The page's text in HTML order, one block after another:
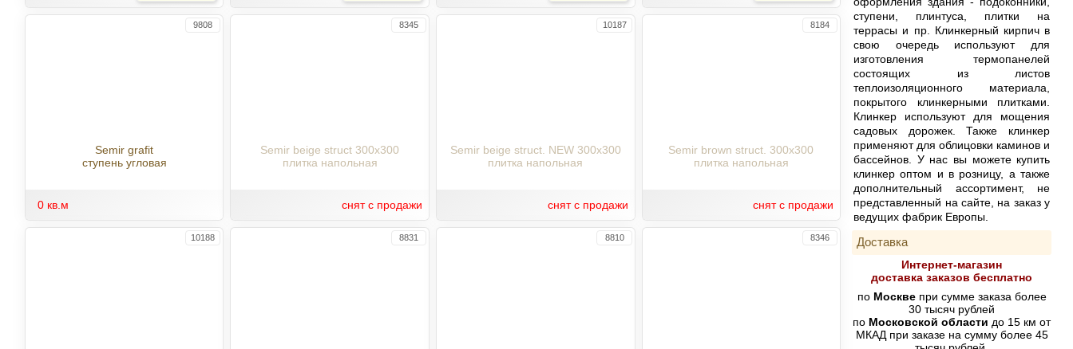
9808
Semir grafit
ступень угловая
0 кв.м
8345
Semir beige struct 300x300
плитка напольная
снят с продажи
10187
Semir beige struct. NEW 300x300
плитка напольная
снят с продажи
8184
Semir brown struct. 300x300
плитка напольная
снят с продажи
10188 8831 8810 8346
ступени, плинтуса, плитки на
террасы и пр. Клинкерный кирпич в
свою очередь используют для
изготовления термопанелей
состоящих из листов
теплоизоляционного материала,
покрытого клинкерными плитками.
Клинкер используют для мощения
садовых дорожек. Также клинкер
применяют для облицовки каминов и
бассейнов. У нас вы можете купить
клинкер оптом и в розницу, а также
дополнительный ассортимент, не
представленный на сайте, на заказ у
ведущих фабрик Европы.
Доставка
Интернет-магазин
доставка заказов бесплатно
по Москвепри сумме заказа более
30 тысяч рублей
по Московской области до 15 км от
МКАД при заказе на сумму более 45